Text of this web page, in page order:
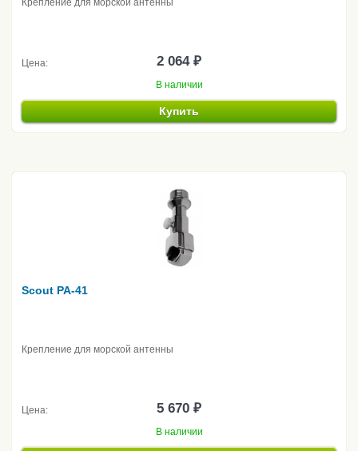
Крепление для морской антенны
Цена: 2 064 ₽
В наличии
Купить
Scout PA-41
Крепление для морской антенны
Цена: 5 670 ₽
В наличии